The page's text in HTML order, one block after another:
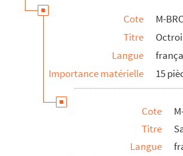
Cote
M-
Titre
Langue
Importance matérielle
15
Cote
Titre
Langue